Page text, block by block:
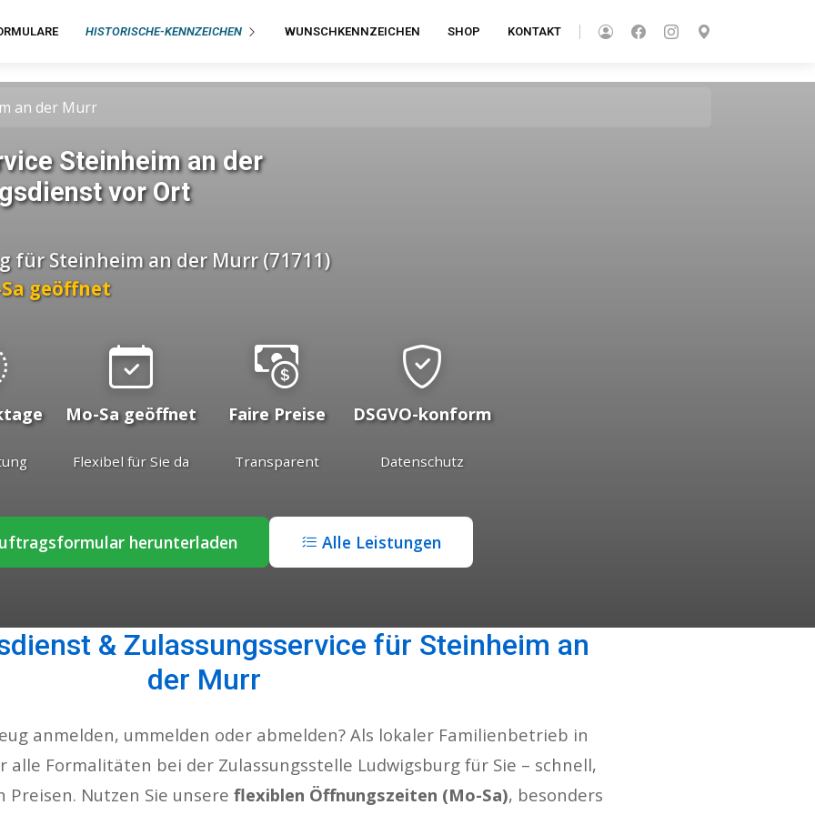
HISTORISCHE-KENNZEICHEN WUNSCHKENNZEICHEN SHOP KONTAKT
an der Murr
Steinheim an der
vor Ort
für Steinheim an der Murr (71711)
geöffnet
Mo-Sa geöffnet
Flexibel für Sie da
Faire Preise
Transparent
DSGVO-konform
Datenschutz
herunterladen Alle Leistungen
& Zulassungsservice für Steinheim an
der Murr
anmelden, ummelden oder abmelden? Als lokaler Familienbetrieb in
alle Formalitäten bei der Zulassungsstelle Ludwigsburg für Sie – schnell,
Preisen. Nutzen Sie unsere flexiblen Öffnungszeiten (Mo-Sa), besonders